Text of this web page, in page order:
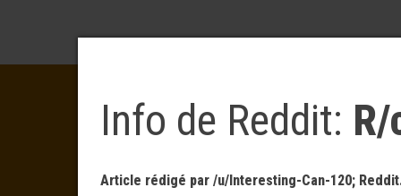
Info de Reddit:
Article rédigé par /u/Interesting-Can-120;